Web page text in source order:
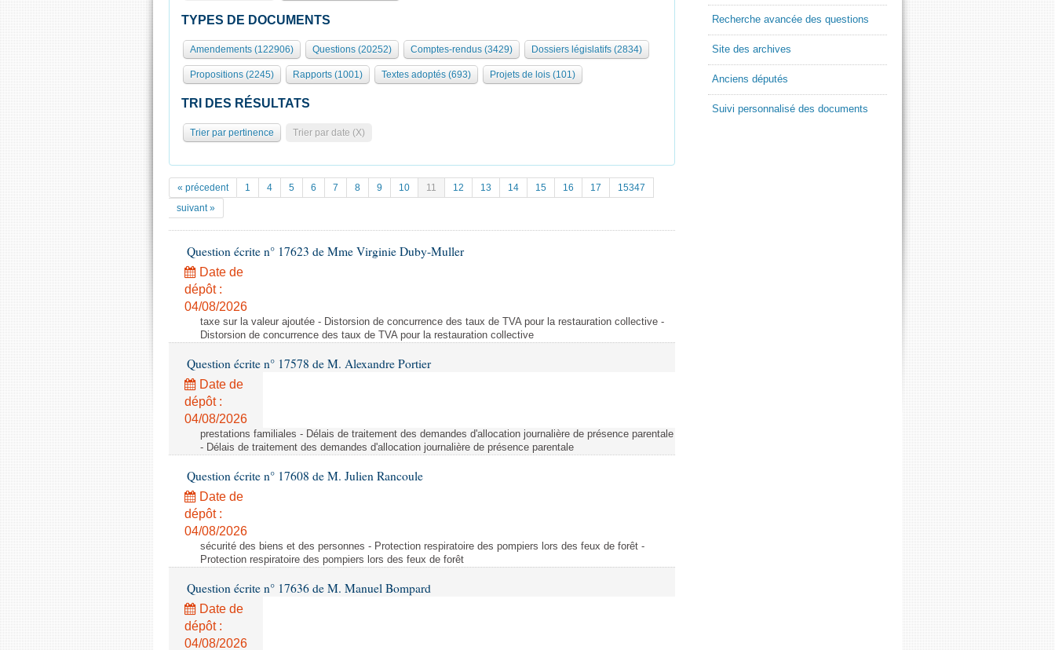
TYPES DE DOCUMENTS
Amendements (122906) Questions (20252) Comptes-rendus (3429) Dossiers législatifs (2834)
Propositions (2245) Rapports (1001) Textes adoptés (693) Projets de lois (101)
TRI DES RÉSULTATS
Trier par pertinence Trier par date (X)
« précedent 1 4 5 6 7 8 9 10 11 12 13 14 15 16 17
15347
suivant »
Question écrite n° 17623 de Mme Virginie Duby-Muller
Date de
dépôt :
04/08/2026
taxe sur la valeur ajoutée - Distorsion de concurrence des taux de TVA pour la restauration collective -
Distorsion de concurrence des taux de TVA pour la restauration collective
Question écrite n° 17578 de M. Alexandre Portier
Date de
dépôt :
04/08/2026
prestations familiales - Délais de traitement des demandes d'allocation journalière de présence parentale
- Délais de traitement des demandes d'allocation journalière de présence parentale
Question écrite n° 17608 de M. Julien Rancoule
Date de
dépôt :
04/08/2026
sécurité des biens et des personnes - Protection respiratoire des pompiers lors des feux de forêt -
Protection respiratoire des pompiers lors des feux de forêt
Question écrite n° 17636 de M. Manuel Bompard
Date de
dépôt :
04/08/2026
Recherche avancée des questions
Site des archives
Anciens députés
Suivi personnalisé des documents